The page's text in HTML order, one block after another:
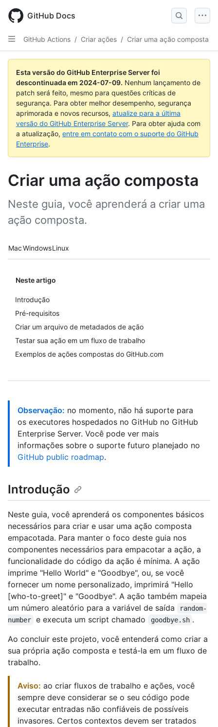
main
content
GitHub Docs
GitHub Actions / Criar ações / Criar uma ação composta
Esta versão do GitHub Enterprise Server foi
descontinuada em 2024-07-09. Nenhum lançamento de
patch será feito, mesmo para questões críticas de
segurança. Para obter melhor desempenho, segurança
aprimorada e novos recursos, atualize para a última
versão do GitHub Enterprise Server. Para obter ajuda com
a atualização, entre em contato com o suporte do GitHub
Enterprise.
Criar uma ação composta
Neste guia, você aprenderá a criar uma
ação composta.
Platform navigation
MacWindowsLinux
Neste artigo
Introdução
Pré-requisitos
Criar um arquivo de metadados de ação
Testar sua ação em um fluxo de trabalho
Exemplos de ações compostas do GitHub.com
Observação: no momento, não há suporte para
os executores hospedados no GitHub no GitHub
Enterprise Server. Você pode ver mais
informações sobre o suporte futuro planejado no
GitHub public roadmap.
Introdução
Neste guia, você aprenderá os componentes básicos
necessários para criar e usar uma ação composta
empacotada. Para manter o foco deste guia nos
componentes necessários para empacotar a ação, a
funcionalidade do código da ação é mínima. A ação
imprime "Hello World" e "Goodbye", ou, se você
fornecer um nome personalizado, imprimirá "Hello
[who-to-greet]" e "Goodbye". A ação também mapeia
um número aleatório para a variável de saída
random-
number
e executa um script chamado goodbye.sh .
Ao concluir este projeto, você entenderá como criar a
sua própria ação composta e testá-la em um fluxo de
trabalho.
Aviso: ao criar fluxos de trabalho e ações, você
sempre deve considerar se o seu código pode
executar entradas não confiáveis de possíveis
invasores. Certos contextos devem ser tratados